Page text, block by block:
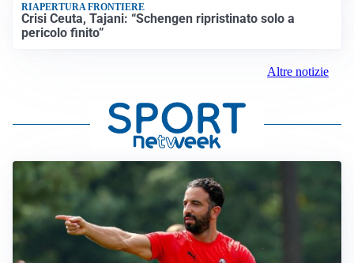
RIAPERTURA FRONTIERE
Crisi Ceuta, Tajani: “Schengen ripristinato solo a
pericolo finito”
Altre notizie